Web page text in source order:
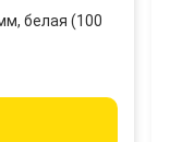
белая (100